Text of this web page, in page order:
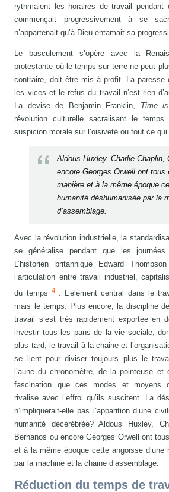
rythmaient les horaires de travail pendant
commençait progressivement à se
n’appartenait qu’à Dieu entamait sa
Le basculement s’opère avec la
protestante où le temps sur terre ne peut
contraire, doit être mis à profit. La paresse
les vices et le refus du travail n’est rien
La devise de Benjamin Franklin, Time
révolution culturelle sacralisant le
suspicion morale sur l’oisiveté ou tout ce qui
Aldous Huxley, Charlie Chaplin,
encore Georges Orwell ont tous
manière et à la même époque
humanité déshumanisée par la
d’assemblage.
Avec la révolution industrielle, la
se généralise pendant que les journées
L’historien britannique Edward
l’articulation entre travail industriel,
du temps 4. L’élément central dans le
mais le temps. Plus encore, la discipline
travail s’est très rapidement exportée en
investir tous les pans de la vie sociale,
plus tard, le travail à la chaine et
se lient pour diviser toujours plus le
l’aune du chronomètre, de la pointeuse
fascination que ces modes et moyens
rivalise avec l’effroi qu’ils suscitent. La
n’impliquerait-elle pas l’apparition d’une
humanité décérébrée? Aldous Huxley,
Bernanos ou encore Georges Orwell ont
et à la même époque cette angoisse d’une
par la machine et la chaine d’assemblage.
Réduction du temps de